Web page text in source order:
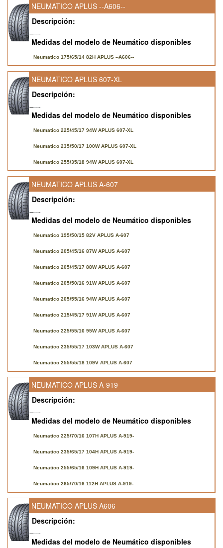
NEUMATICO APLUS --A606--
Descripción:
Medidas del modelo de Neumático disponibles
Neumatico 175/65/14 82H APLUS --A606--
NEUMATICO APLUS 607-XL
Descripción:
Medidas del modelo de Neumático disponibles
Neumatico 225/45/17 94W APLUS 607-XL
Neumatico 235/50/17 100W APLUS 607-XL
Neumatico 255/35/18 94W APLUS 607-XL
NEUMATICO APLUS A-607
Descripción:
Medidas del modelo de Neumático disponibles
Neumatico 195/50/15 82V APLUS A-607
Neumatico 205/45/16 87W APLUS A-607
Neumatico 205/45/17 88W APLUS A-607
Neumatico 205/50/16 91W APLUS A-607
Neumatico 205/55/16 94W APLUS A-607
Neumatico 215/45/17 91W APLUS A-607
Neumatico 225/55/16 95W APLUS A-607
Neumatico 235/55/17 103W APLUS A-607
Neumatico 255/55/18 109V APLUS A-607
NEUMATICO APLUS A-919-
Descripción:
Medidas del modelo de Neumático disponibles
Neumatico 225/70/16 107H APLUS A-919-
Neumatico 235/65/17 104H APLUS A-919-
Neumatico 255/65/16 109H APLUS A-919-
Neumatico 265/70/16 112H APLUS A-919-
NEUMATICO APLUS A606
Descripción:
Medidas del modelo de Neumático disponibles